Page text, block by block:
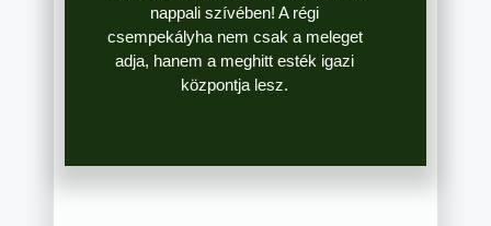
nappali szívében! A régi
csempekályha nem csak a meleget
adja, hanem a meghitt esték igazi
központja lesz.